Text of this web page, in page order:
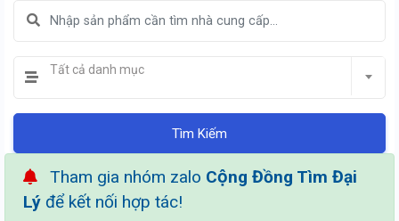
Tất cả danh mục
Tìm Kiếm
Tham gia nhóm zalo Cộng Đồng Tìm Đại
Lý để kết nối hợp tác!